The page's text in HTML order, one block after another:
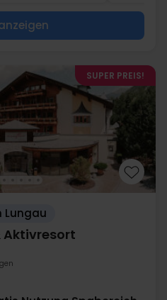
SUPER PREIS!
Lungau